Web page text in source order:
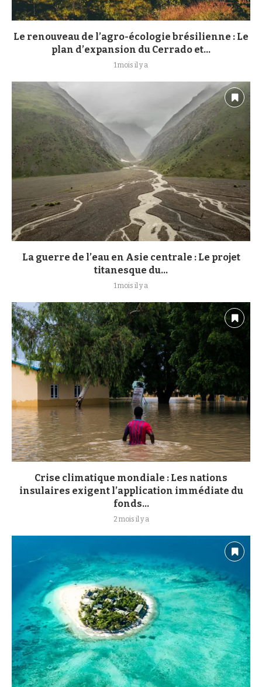
Le renouveau de l’agro-écologie brésilienne : Le
plan d’expansion du Cerrado et...
1 mois il y a
La guerre de l’eau en Asie centrale : Le projet
titanesque du...
1 mois il y a
Crise climatique mondiale : Les nations
insulaires exigent l’application immédiate du
fonds...
2 mois il y a